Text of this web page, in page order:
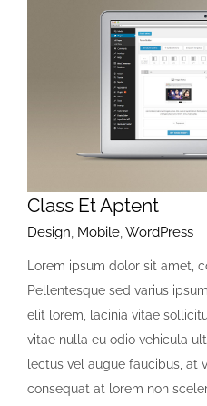
Class Et Aptent
Design, Mobile,WordPress
Lorem ipsum dolor sit amet,
Pellentesque sed varius
elit lorem, lacinia vitae
vitae nulla eu odio vehicula
lectus vel augue faucibus, at
consequat at lorem non